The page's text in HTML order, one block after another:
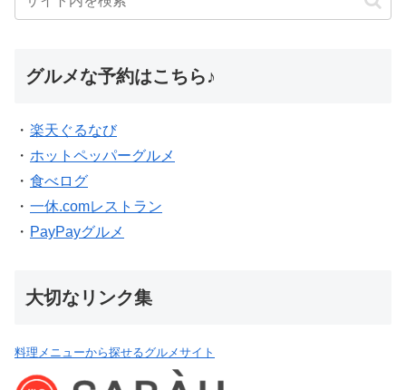
グルメな予約はこちら♪
・ 楽天ぐるなび
・ ホットペッパーグルメ
・ 食べログ
・ 一休.comレストラン
・ PayPayグルメ
大切なリンク集
料理メニューから探せるグルメサイト